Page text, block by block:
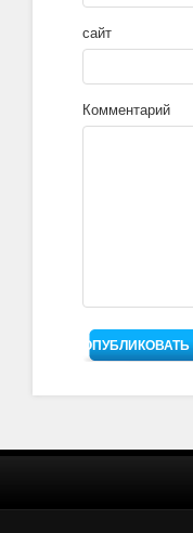
сайт
Комментарий